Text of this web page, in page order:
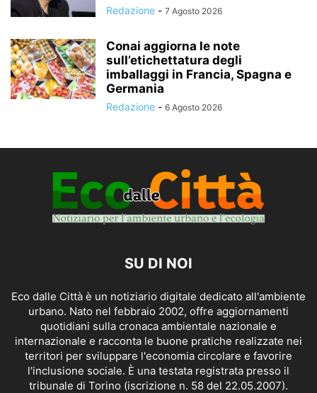
Redazione - 7 Agosto 2026
Conai aggiorna le note
sull’etichettatura degli
imballaggi in Francia, Spagna e
Germania
Redazione - 6 Agosto 2026
SU DI NOI
Eco dalle Città è un notiziario digitale dedicato all'ambiente
urbano. Nato nel febbraio 2002, offre aggiornamenti
quotidiani sulla cronaca ambientale nazionale e
internazionale e racconta le buone pratiche realizzate nei
territori per sviluppare l'economia circolare e favorire
l'inclusione sociale. È una testata registrata presso il
tribunale di Torino (iscrizione n. 58 del 22.05.2007).